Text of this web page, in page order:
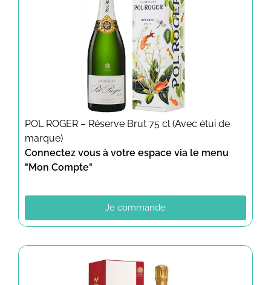
POL ROGER – Réserve Brut 75 cl (Avec étui de
marque)
Connectez vous à votre espace via le menu
"Mon Compte"
Je commande